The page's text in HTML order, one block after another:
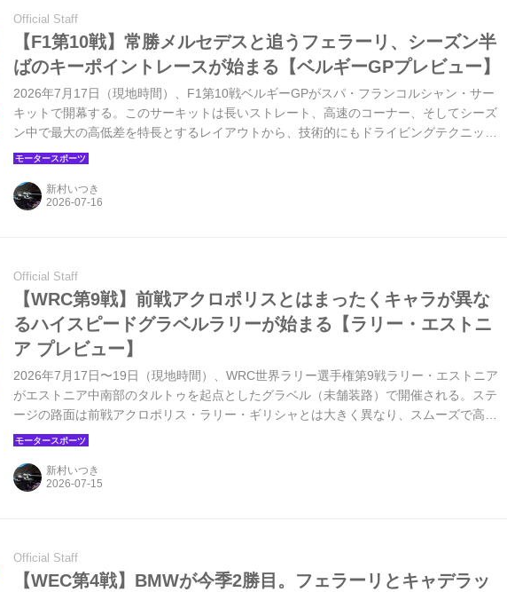
Official Staff
【F1第10戦】常勝メルセデスと追うフェラーリ、シーズン半
ばのキーポイントレースが始まる【ベルギーGPプレビュー】
2026年7月17日（現地時間）、F1第10戦ベルギーGPがスパ・フランコルシャン・サー
キットで開幕する。このサーキットは長いストレート、高速のコーナー、そしてシーズ
ン中で最大の高低差を特長とするレイアウトから、技術的にもドライビングテクニック
の面でも非常に難易度が高く、これに予測不能な要素が加わることで、毎年ドラマが生
ンプリに向けてどのようにマシンをアップデートしてくるかも注目される。ベルギーGP
は今年、通常のレースフォーマットで行われる。
新村いつき
Official Staff
【WRC第9戦】前戦アクロポリスとはまったくキャラが異な
るハイスピードグラベルラリーが始まる【ラリー・エストニ
ア プレビュー】
2026年7月17日〜19日（現地時間）、WRC世界ラリー選手権第9戦ラリー・エストニア
がエストニア中南部のタルトゥを起点としたグラベル（未舗装路）で開催される。ステ
ージの路面は前戦アクロポリス・ラリー・ギリシャとは大きく異なり、スムーズで高速
コーナーが多く、天候が悪化しない限りハイスピードラリーになると予想される。
新村いつき
Official Staff
【WEC第4戦】BMWが今季2勝目。フェラーリとキャデラッ